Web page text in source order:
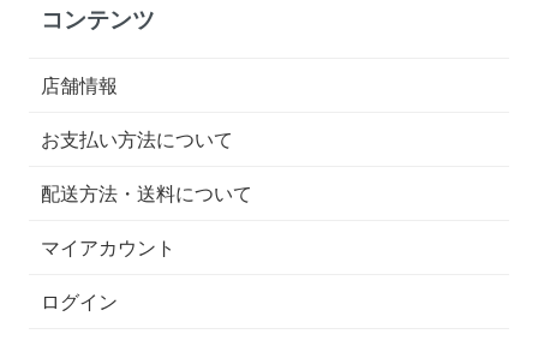
コンテンツ
店舗情報
お支払い方法について
配送方法・送料について
マイアカウント
ログイン